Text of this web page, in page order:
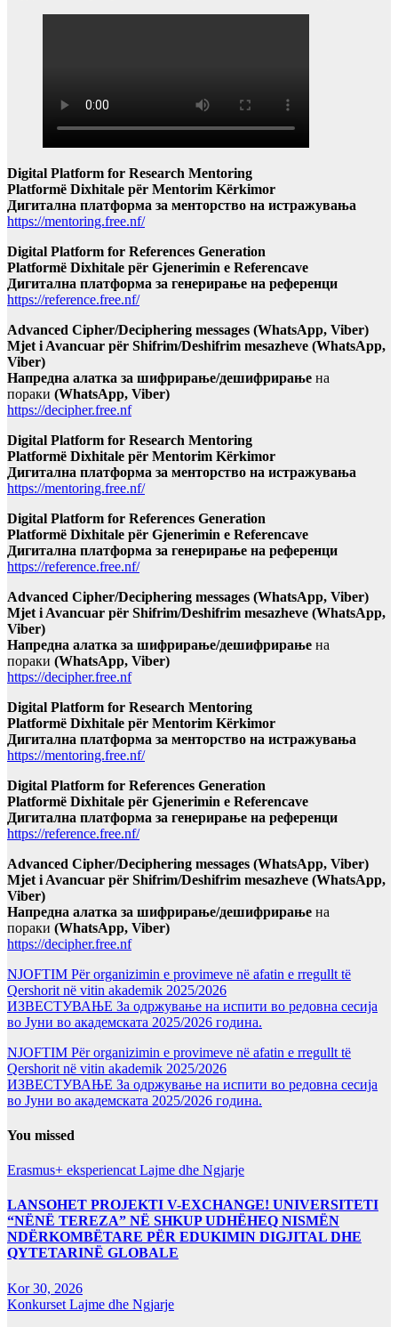
Digital Platform for Research Mentoring
Platformë Dixhitale për Mentorim Kërkimor
Дигитална платформа за менторство на истражувања
https://mentoring.free.nf/
Digital Platform for References Generation
Platformë Dixhitale për Gjenerimin e Referencave
Дигитална платформа за генерирање на референци
https://reference.free.nf/
Advanced Cipher/Deciphering messages (WhatsApp, Viber)
Mjet i Avancuar për Shifrim/Deshifrim mesazheve (WhatsApp,
Viber)
Напредна алатка за шифрирање/дешифрирање на
пораки (WhatsApp, Viber)
https://decipher.free.nf
Digital Platform for Research Mentoring
Platformë Dixhitale për Mentorim Kërkimor
Дигитална платформа за менторство на истражувања
https://mentoring.free.nf/
Digital Platform for References Generation
Platformë Dixhitale për Gjenerimin e Referencave
Дигитална платформа за генерирање на референци
https://reference.free.nf/
Advanced Cipher/Deciphering messages (WhatsApp, Viber)
Mjet i Avancuar për Shifrim/Deshifrim mesazheve (WhatsApp,
Viber)
Напредна алатка за шифрирање/дешифрирање на
пораки (WhatsApp, Viber)
https://decipher.free.nf
Digital Platform for Research Mentoring
Platformë Dixhitale për Mentorim Kërkimor
Дигитална платформа за менторство на истражувања
https://mentoring.free.nf/
Digital Platform for References Generation
Platformë Dixhitale për Gjenerimin e Referencave
Дигитална платформа за генерирање на референци
https://reference.free.nf/
Advanced Cipher/Deciphering messages (WhatsApp, Viber)
Mjet i Avancuar për Shifrim/Deshifrim mesazheve (WhatsApp,
Viber)
Напредна алатка за шифрирање/дешифрирање на
пораки (WhatsApp, Viber)
https://decipher.free.nf
NJOFTIM Për organizimin e provimeve në afatin e rregullt të
Qershorit në vitin akademik 2025/2026
ИЗВЕСТУВАЊЕ За одржување на испити во редовна сесија
во Јуни во академската 2025/2026 година.
NJOFTIM Për organizimin e provimeve në afatin e rregullt të
Qershorit në vitin akademik 2025/2026
ИЗВЕСТУВАЊЕ За одржување на испити во редовна сесија
во Јуни во академската 2025/2026 година.
You missed
Erasmus+ eksperiencat Lajme dhe Ngjarje
LANSOHET PROJEKTI V-EXCHANGE! UNIVERSITETI
“NËNË TEREZA” NË SHKUP UDHËHEQ NISMËN
NDËRKOMBËTARE PËR EDUKIMIN DIGJITAL DHE
QYTETARINË GLOBALE
Kor 30, 2026
Konkurset Lajme dhe Ngjarje